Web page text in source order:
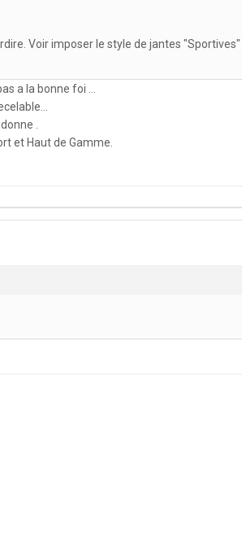
Voir imposer le style de jantes
a la bonne foi ...
.
et Haut de Gamme.